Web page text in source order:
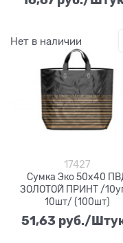
Нет в наличии
17427
Сумка Эко 50х40
ЗОЛОТОЙ ПРИНТ /
10шт/ (100шт)
51,63 руб./